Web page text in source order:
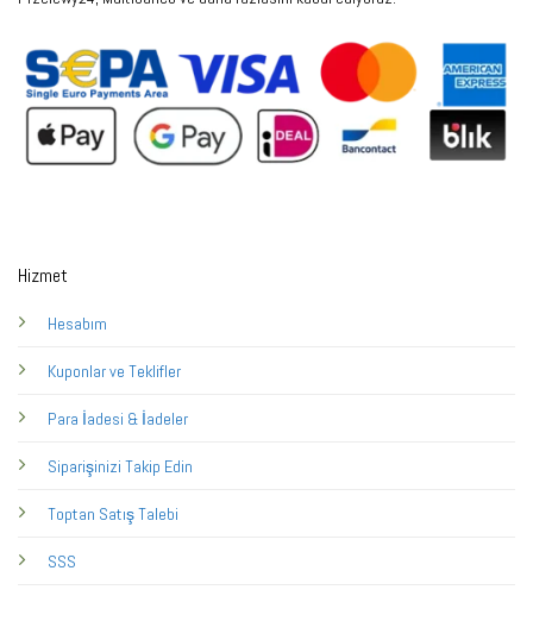
Hizmet
Hesabım
Kuponlar ve Teklifler
Para İadesi & İadeler
Siparişinizi Takip Edin
Toptan Satış Talebi
SSS